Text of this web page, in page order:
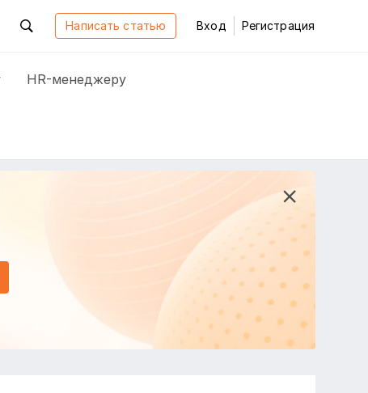
Написать статью Вход Регистрация
HR-менеджеру